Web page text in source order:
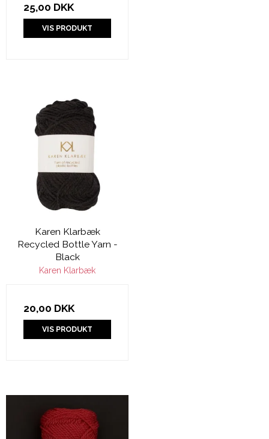
25,00 DKK
VIS PRODUKT
Karen Klarbæk
Recycled Bottle Yarn -
Black
Karen Klarbæk
20,00 DKK
VIS PRODUKT